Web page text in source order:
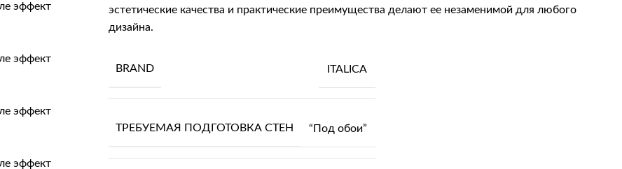
эстетические качества и практические преимущества делают ее незаменимой для любого
дизайна.
BRAND ITALICA
ТРЕБУЕМАЯ ПОДГОТОВКА СТЕН “Под обои”